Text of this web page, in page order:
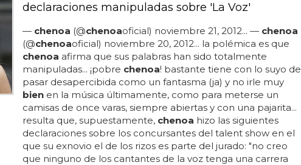
declaraciones manipuladas sobre 'La Voz'
— chenoa (@chenoaoficial) noviembre 21, 2012... — chenoa
(@chenoaoficial) noviembre 20, 2012... la polémica es que
chenoa afirma que sus palabras han sido totalmente
manipuladas... ¡pobre chenoa! bastante tiene con lo suyo de
pasar desapercibida como un fantasma (ja) y no irle muy
bienen la música últimamente, como para meterse un
camisas de once varas, siempre abiertas y con una pajarita...
resulta que, supuestamente, chenoa hizo las siguientes
declaraciones sobre los concursantes del talent show en el
que su exnovio el de los rizos es parte del jurado: "no creo
que ninguno de los cantantes de la voz tenga una carrera